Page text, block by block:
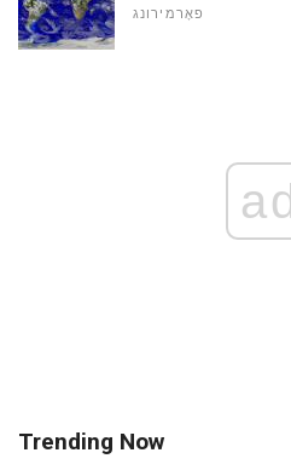
פאָרמירונג
Trending Now